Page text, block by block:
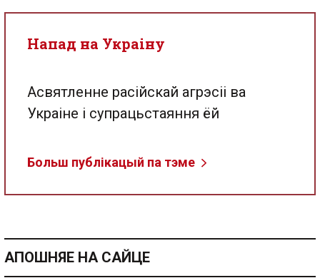
Напад на Украіну
Асвятленне расійскай агрэсіі ва
Украіне і супрацьстаяння ёй
Больш публікацый па тэме
АПОШНЯЕ НА САЙЦЕ